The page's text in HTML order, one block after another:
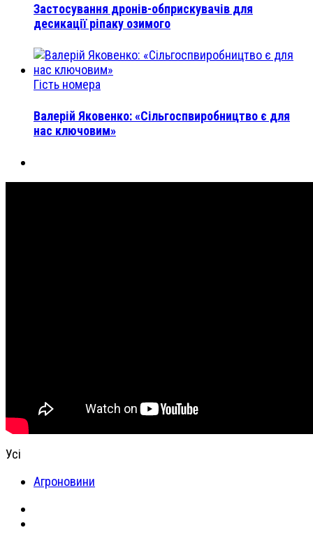
Застосування дронів-обприскувачів для
десикації ріпаку озимого
Гість номера
Валерій Яковенко: «Сільгоспвиробництво є для
нас ключовим»
Усі
Агроновини